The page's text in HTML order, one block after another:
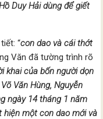
Duy Hải dùng để giết
“con dao và cái thớt
Văn đã tường trình rõ
khai của bốn người dọn
Văn Hùng, Nguyễn
ngày 14 tháng 1 năm
hiện một con dao mới và